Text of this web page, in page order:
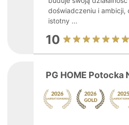
doświadczeniu i ambicji,
istotny ...
10
PG HOME